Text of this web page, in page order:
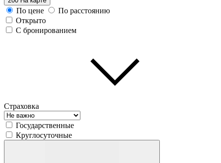
По цене
По расстоянию
Открыто
С бронированием
Страховка
Государственные
Круглосуточные